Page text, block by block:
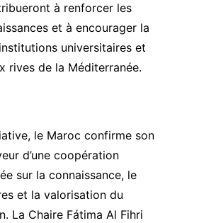
à renforcer les
et à encourager la
universitaires et
rives de la Méditerranée.
le Maroc confirme son
d’une coopération
sur la connaissance, le
et la valorisation du
La Chaire Fátima Al Fihri